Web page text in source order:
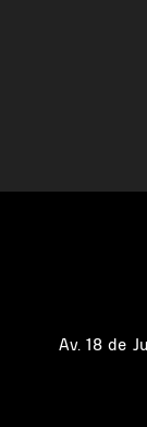
Av. 18 de